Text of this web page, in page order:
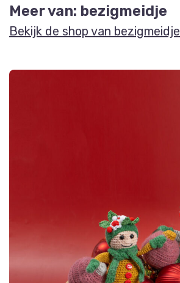
Meer van: bezigmeidje
Bekijk de shop van bezigmeidje